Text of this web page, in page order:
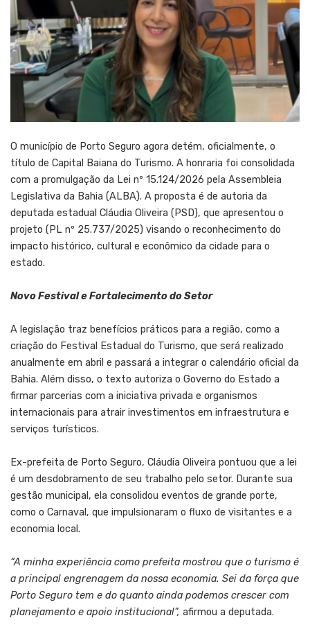
O município de Porto Seguro agora detém, oficialmente, o
título de Capital Baiana do Turismo. A honraria foi consolidada
com a promulgação da Lei nº 15.124/2026 pela Assembleia
Legislativa da Bahia (ALBA). A proposta é de autoria da
deputada estadual Cláudia Oliveira (PSD), que apresentou o
projeto (PL nº 25.737/2025) visando o reconhecimento do
impacto histórico, cultural e econômico da cidade para o
estado.
Novo Festival e Fortalecimento do Setor
A legislação traz benefícios práticos para a região, como a
criação do Festival Estadual do Turismo, que será realizado
anualmente em abril e passará a integrar o calendário oficial da
Bahia. Além disso, o texto autoriza o Governo do Estado a
firmar parcerias com a iniciativa privada e organismos
internacionais para atrair investimentos em infraestrutura e
serviços turísticos.
Ex-prefeita de Porto Seguro, Cláudia Oliveira pontuou que a lei
é um desdobramento de seu trabalho pelo setor. Durante sua
gestão municipal, ela consolidou eventos de grande porte,
como o Carnaval, que impulsionaram o fluxo de visitantes e a
economia local.
“A minha experiência como prefeita mostrou que o turismo é
a principal engrenagem da nossa economia. Sei da força que
Porto Seguro tem e do quanto ainda podemos crescer com
planejamento e apoio institucional”, afirmou a deputada.